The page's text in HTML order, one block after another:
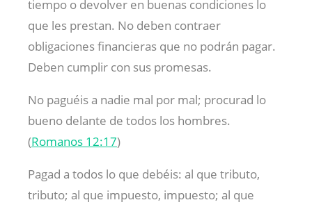
tiempo o devolver en buenas condiciones lo
que les prestan. No deben contraer
obligaciones financieras que no podrán pagar.
Deben cumplir con sus promesas.
No paguéis a nadie mal por mal; procurad lo
bueno delante de todos los hombres.
(Romanos 12:17)
Pagad a todos lo que debéis: al que tributo,
tributo; al que impuesto, impuesto; al que